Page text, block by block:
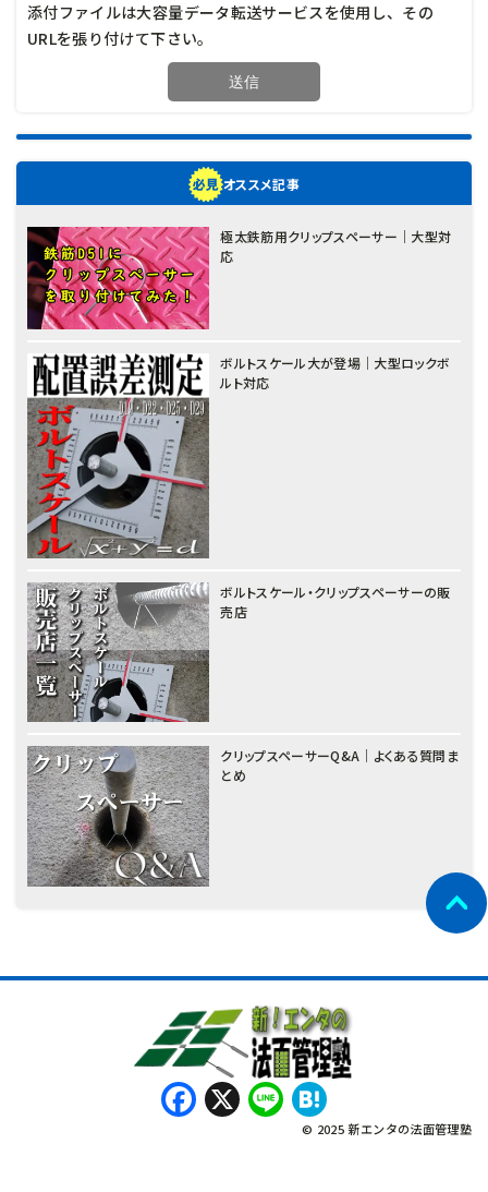
添付ファイルは大容量データ転送サービスを使用し、その
URLを張り付けて下さい。
オススメ記事
極太鉄筋用クリップスペーサー｜大型対
応
ボルトスケール大が登場｜大型ロックボ
ルト対応
ボルトスケール・クリップスペーサーの販
売店
クリップスペーサーQ&A｜よくある質問ま
とめ
Facebook
X Line
© 2025 新エンタの法面管理塾